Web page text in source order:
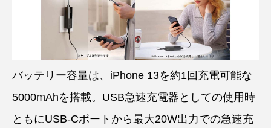
バッテリー容量は、iPhone 13を約1回充電可能な
5000mAhを搭載。USB急速充電器としての使用時
ともにUSB-Cポートから最大20W出力での急速充